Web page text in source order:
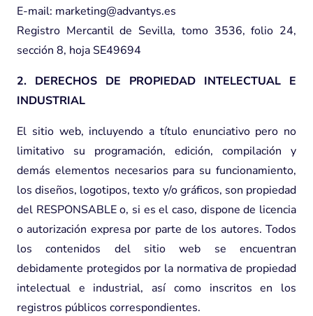
E-mail: marketing@advantys.es
Registro Mercantil de Sevilla, tomo 3536, folio 24,
sección 8, hoja SE49694
2. DERECHOS DE PROPIEDAD INTELECTUAL E
INDUSTRIAL
El sitio web, incluyendo a título enunciativo pero no
limitativo su programación, edición, compilación y
demás elementos necesarios para su funcionamiento,
los diseños, logotipos, texto y/o gráficos, son propiedad
del RESPONSABLE o, si es el caso, dispone de licencia
o autorización expresa por parte de los autores. Todos
los contenidos del sitio web se encuentran
debidamente protegidos por la normativa de propiedad
intelectual e industrial, así como inscritos en los
registros públicos correspondientes.